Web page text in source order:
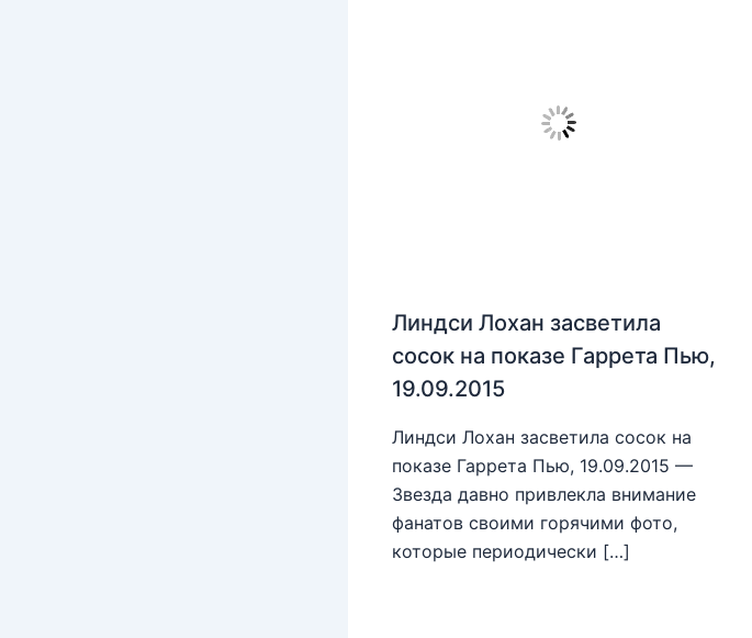
Линдси Лохан засветила
сосок на показе Гаррета Пью,
19.09.2015
Линдси Лохан засветила сосок на
показе Гаррета Пью, 19.09.2015 —
Звезда давно привлекла внимание
фанатов своими горячими фото,
которые периодически […]